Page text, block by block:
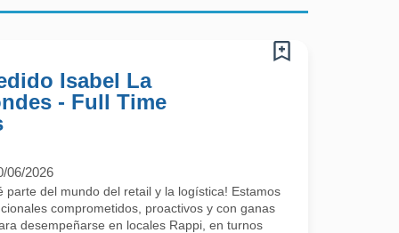
Isabel La
- Full Time
06/2026
parte del mundo del retail y la logística! Estamos
comprometidos, proactivos y con ganas
desempeñarse en locales Rappi, en turnos